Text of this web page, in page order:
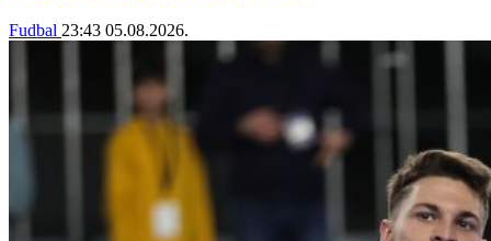
Fudbal 23:43 05.08.2026.